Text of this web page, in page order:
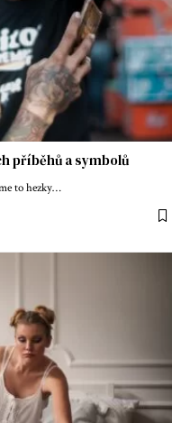
příběhů a symbolů
to hezky…